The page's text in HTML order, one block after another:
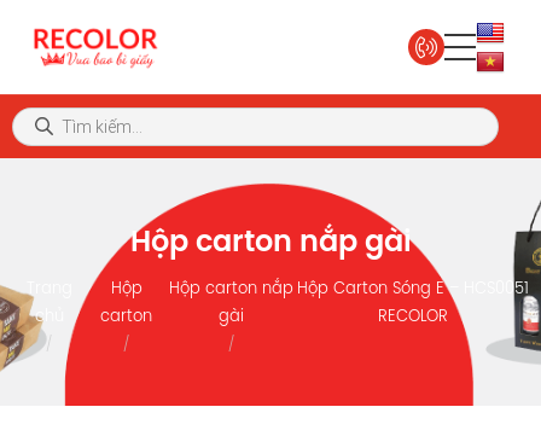
Hộp carton nắp gài
chủ
Hộp
carton
Hộp carton nắp
gài
Hộp Carton Sóng E – HCS0051
RECOLOR